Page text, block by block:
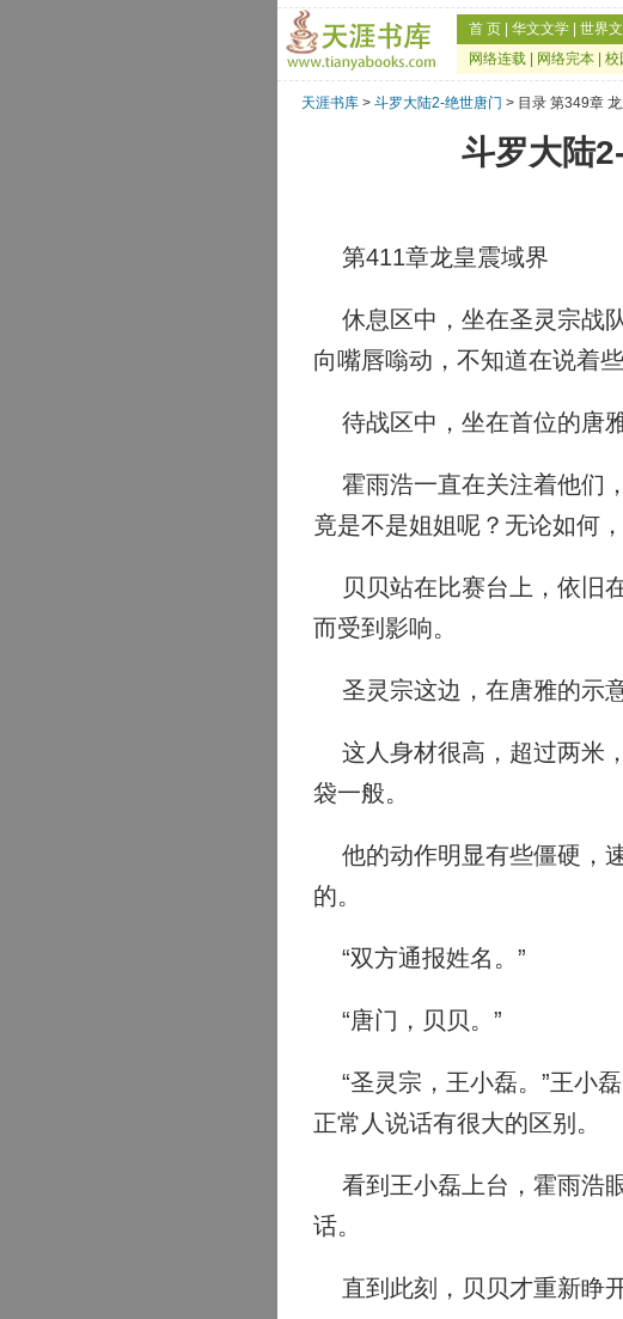
首 页 华文文学 世界
网络连载
网络完本 校
天涯书库 > 斗罗大陆2-绝世唐门 > 目录 第349章
斗罗大陆
第411章龙皇震域界
休息区中，坐在圣灵宗战
向嘴唇嗡动，不知道在说着些
待战区中，坐在首位的唐
霍雨浩一直在关注着他们
竟是不是姐姐呢？无论如何
贝贝站在比赛台上，依旧
而受到影响。
圣灵宗这边，在唐雅的示
这人身材很高，超过两米
袋一般。
他的动作明显有些僵硬，
的。
“双方通报姓名。”
“唐门，贝贝。”
“圣灵宗，王小磊。”王小
正常人说话有很大的区别。
看到王小磊上台，霍雨浩
话。
直到此刻，贝贝才重新睁